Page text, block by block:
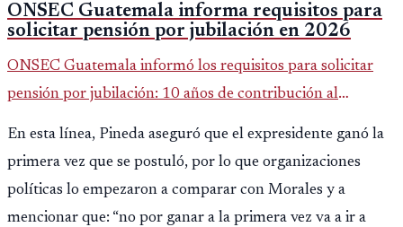
ONSEC Guatemala informa requisitos para
solicitar pensión por jubilación en 2026
ONSEC Guatemala informó los requisitos para solicitar
pensión por jubilación: 10 años de contribución al
En esta línea, Pineda aseguró que el expresidente ganó la
primera vez que se postuló, por lo que organizaciones
políticas lo empezaron a comparar con Morales y a
mencionar que: “no por ganar a la primera vez va a ir a